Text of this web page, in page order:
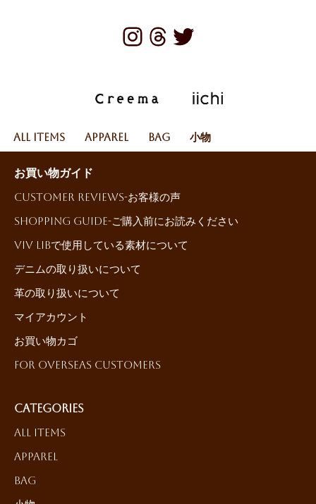
All Items Apparel Bag 小物
お買い物ガイド
Customer reviews-お客様の声
Shopping Guide-ご購入前にお読みください
ViV LiBで使用している素材について
デニムの取り扱いについて
革の取り扱いについて
マイアカウント
お買い物カゴ
For Overseas Customers
Categories
All Items
Apparel
Bag